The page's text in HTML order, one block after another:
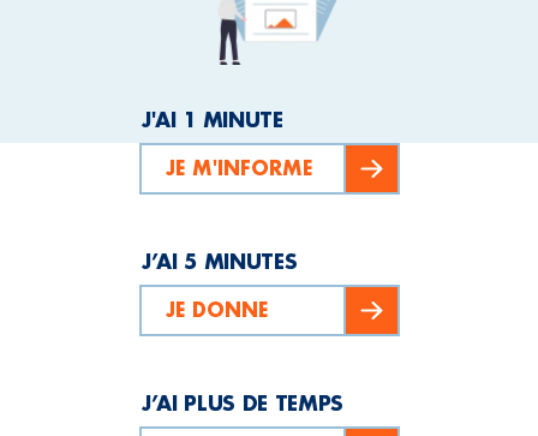
J'AI 1 MINUTE
JE M'INFORME
J’AI 5 MINUTES
JE DONNE
J’AI PLUS DE TEMPS